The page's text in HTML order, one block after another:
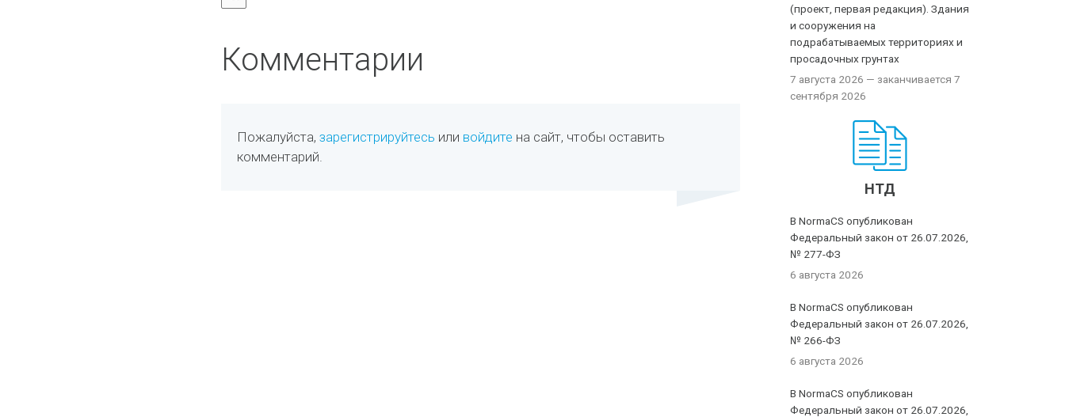
Комментарии
Пожалуйста, зарегистрируйтесь или войдите на сайт, чтобы оставить
комментарий.
(проект, первая редакция). Здания
и сооружения на
подрабатываемых территориях и
просадочных грунтах
7 августа 2026 — заканчивается 7
сентября 2026
НТД
В NormaCS опубликован
Федеральный закон от 26.07.2026,
№ 277-ФЗ
6 августа 2026
В NormaCS опубликован
Федеральный закон от 26.07.2026,
№ 266-ФЗ
6 августа 2026
В NormaCS опубликован
Федеральный закон от 26.07.2026,